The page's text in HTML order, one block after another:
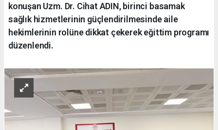
konuşan Uzm. Dr. Cihat ADIN, birinci basamak
sağlık hizmetlerinin güçlendirilmesinde aile
hekimlerinin rolüne dikkat çekerek eğittim programı
düzenlendi.